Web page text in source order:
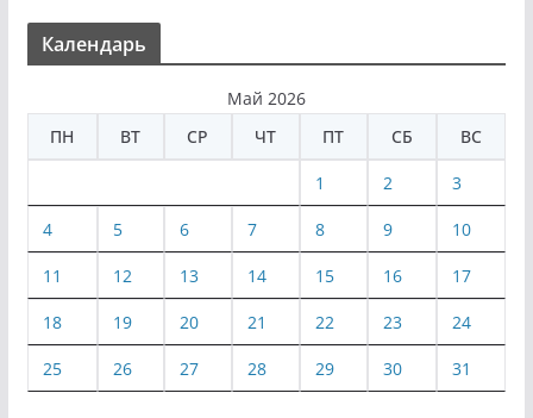
Календарь
Май 2026
ПН
ВТ СР ЧТ ПТ СБ ВС
1 2 3
4 5 6 7 8 9 10
11 12 13 14 15 16 17
18 19 20 21 22 23 24
25 26 27 28 29 30 31